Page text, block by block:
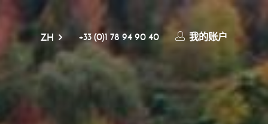
ZH +33 (0)1 78 94 90 40 我的账户